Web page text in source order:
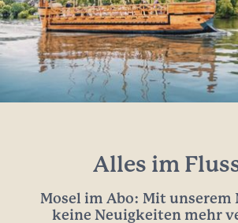
Alles im
Mosel im Abo: Mit unserem
keine Neuigkeiten mehr